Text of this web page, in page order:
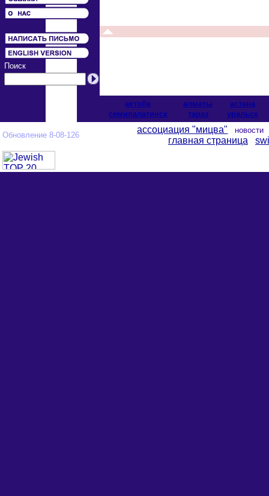
Поиск
актобе алматы
астана
cемипалатинск
тараз уральск
Обновление 8-08-126
ассоциация "мицва"
главная страница